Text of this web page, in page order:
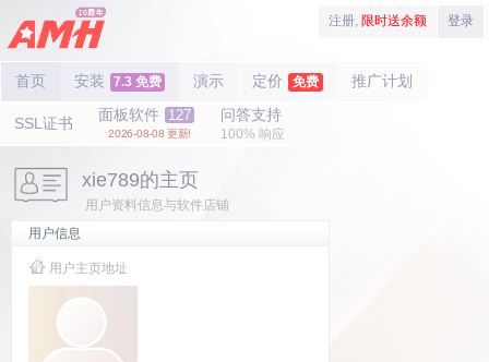
注册, 限时送余额 登录
首页 安装 7.3 免费 演示 定价 免费 推广计划
SSL证书 面板软件 127
2026-08-08 更新!
问答支持
100% 响应
xie789的主页
用户资料信息与软件店铺
用户信息
用户主页地址